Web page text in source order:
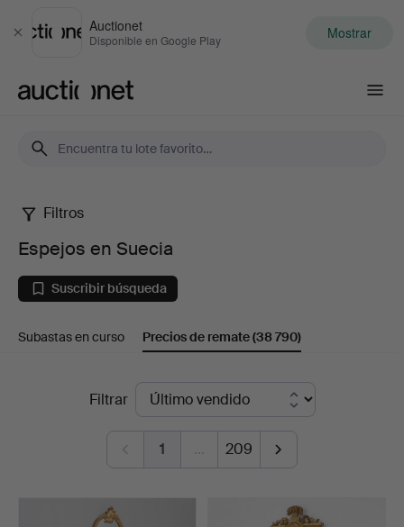
Cerrar
Auctionet
Disponible en Google Play Mostrar
Espejos
en
Suecia
Filtros
Espejos en Suecia
Suscribir búsqueda
Subastas en curso Precios de remate(38 790)
Filtrar
1 … 209